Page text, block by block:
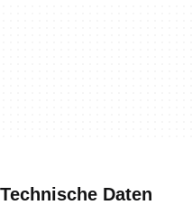
Technische Daten